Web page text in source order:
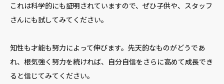
これは科学的にも証明されていますので、ぜひ子供や、スタッフ
さんにも試してみてください。
知性も才能も努力によって伸びます。先天的なものがどうであ
れ、根気強く努力を続ければ、自分自信をさらに高めて成長でき
ると信じてみてください。